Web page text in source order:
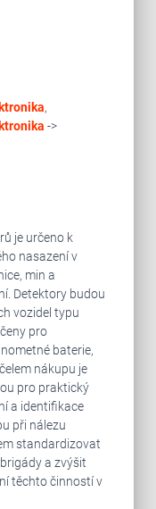
,
->
je určeno k
nasazení v
min a
Detektory budou
vozidel typu
pro
baterie,
nákupu je
pro praktický
a identifikace
při nálezu
standardizovat
a zvýšit
těchto činností v